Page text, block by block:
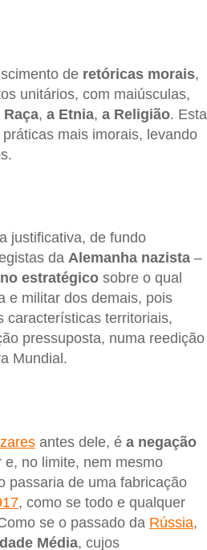
de retóricas morais,
unitários, com maiúsculas,
Raça, a Etnia, a Religião. Esta
mais imorais, levando
justificativa, de fundo
da Alemanha nazista–
estratégicosobre o qual
e militar dos demais, pois
características territoriais,
pressuposta, numa reedição
Mundial.
antes dele, é a negação
no limite, nem mesmo
passaria de uma fabricação
, como se todo e qualquer
se o passado da Rússia,
Média, cujos